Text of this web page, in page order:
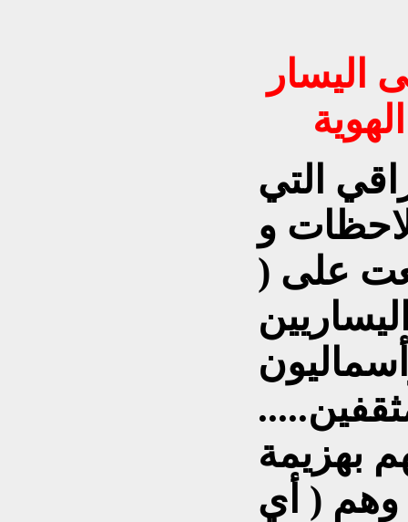
اليسار
التي
و
على (
بهزيمة
وهم ( أي